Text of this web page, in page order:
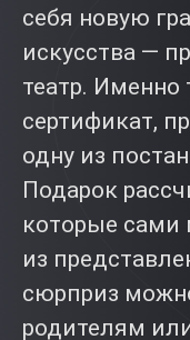
себя новую
искусства —
театр. Именно
сертификат,
одну из
Подарок
которые сами
из
сюрприз
родителям